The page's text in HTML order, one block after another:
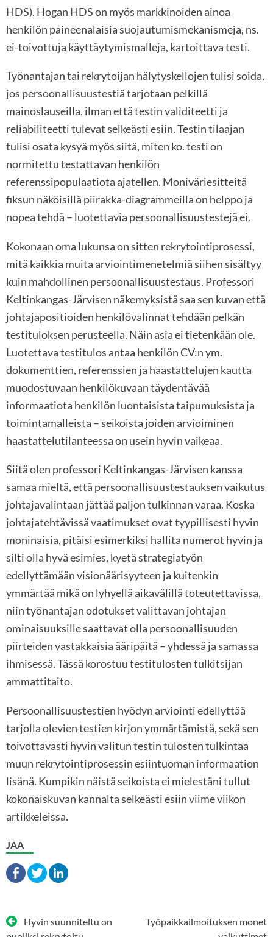
HDS). Hogan HDS on myös markkinoiden ainoa
henkilön paineenalaisia suojautumismekanismeja, ns.
ei-toivottuja käyttäytymismalleja, kartoittava testi.
Työnantajan tai rekrytoijan hälytyskellojen tulisi soida,
jos persoonallisuustestiä tarjotaan pelkillä
mainoslauseilla, ilman että testin validiteetti ja
reliabiliteetti tulevat selkeästi esiin. Testin tilaajan
tulisi osata kysyä myös siitä, miten ko. testi on
normitettu testattavan henkilön
referenssipopulaatiota ajatellen. Moniväriesitteitä
fiksun näköisillä piirakka-diagrammeilla on helppo ja
nopea tehdä – luotettavia persoonallisuustestejä ei.
Kokonaan oma lukunsa on sitten rekrytointiprosessi,
mitä kaikkia muita arviointimenetelmiä siihen sisältyy
kuin mahdollinen persoonallisuustestaus. Professori
Keltinkangas-Järvisen näkemyksistä saa sen kuvan että
johtajapositioiden henkilövalinnat tehdään pelkän
testituloksen perusteella. Näin asia ei tietenkään ole.
Luotettava testitulos antaa henkilön CV:n ym.
dokumenttien, referenssien ja haastattelujen kautta
muodostuvaan henkilökuvaan täydentävää
informaatiota henkilön luontaisista taipumuksista ja
toimintamalleista – seikoista joiden arvioiminen
haastattelutilanteessa on usein hyvin vaikeaa.
Siitä olen professori Keltinkangas-Järvisen kanssa
samaa mieltä, että persoonallisuustestauksen vaikutus
johtajavalintaan jättää paljon tulkinnan varaa. Koska
johtajatehtävissä vaatimukset ovat tyypillisesti hyvin
moninaisia, pitäisi esimerkiksi hallita numerot hyvin ja
silti olla hyvä esimies, kyetä strategiatyön
edellyttämään visionäärisyyteen ja kuitenkin
ymmärtää mikä on lyhyellä aikavälillä toteutettavissa,
niin työnantajan odotukset valittavan johtajan
ominaisuuksille saattavat olla persoonallisuuden
piirteiden vastakkaisia ääripäitä – yhdessä ja samassa
ihmisessä. Tässä korostuu testitulosten tulkitsijan
ammattitaito.
Persoonallisuustestien hyödyn arviointi edellyttää
tarjolla olevien testien kirjon ymmärtämistä, sekä sen
toivottavasti hyvin valitun testin tulosten tulkintaa
muun rekrytointiprosessin esiintuoman informaation
lisänä. Kumpikin näistä seikoista ei mielestäni tullut
kokonaiskuvan kannalta selkeästi esiin viime viikon
artikkeleissa.
JAA
Artikkelien
Hyvin suunniteltu on
Työpaikkailmoituksen monet